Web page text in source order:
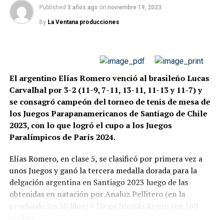
el impacto del trabajo formativo y el acompañamiento
al alto rendimiento.
posicionar a los atletas argentinos en competencias
internacionales de primer nivel.
🟢 Proyección a futuro
Con este resultado, el tenis de mesa argentino continúa
consolidándose en el ámbito sudamericano, mientras
jóvenes con mayor proyección.
La medalla de bronce en Panamá no solo premia el
esfuerzo colectivo, sino que también abre nuevas
Equipos del Campeonato
Sudamericano Infantil y Juvenil siguiendo lo establecido
evento por Equipos Masculino y Femenino de cada
categoría (Infantil y
Juvenil) clasificarán al ITTF Campeonato Panamericano
Infantil (U15) & Juvenil
(U19), respectivamente
Ámbar y Franco se presentan de la siguiente manera
Ámbar Jándula: “Hola, soy Ámbar Jándula, tengo 15
años y la semana pasada estuve jugando a los selectivos
de Mendoza y logré clasificar como tercera paleta en la
categoría de sub-15. Después de los selectivos hubo un
torneo Grand Prix que pude sacar podio en sub-15
Published 3 años ago on noviembre 19, 2023
By La Ventana producciones
El argentino Elías Romero venció al brasileño Lucas
Carvalhal por 3-2 (11-9, 7-11, 13-11, 11-13 y 11-7) y
se consagró campeón del torneo de tenis de mesa de
los Juegos Parapanamericanos de Santiago de Chile
2023, con lo que logró el cupo a los Juegos
Paralímpicos de París 2024.
Elías Romero, en clase 5, se clasificó por primera vez a
unos Juegos y ganó la tercera medalla dorada para la
delgación argentina en Santiago 2023 luego de las
obtenidas en natación por Analuz Pellitero (en la
prueba de los 50 libre) y Diego Nicolás Rivero (en 100